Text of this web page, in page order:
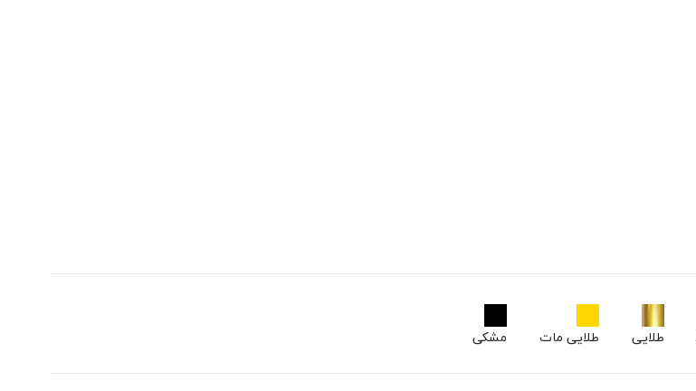
طلایی طلایی مات مشکی